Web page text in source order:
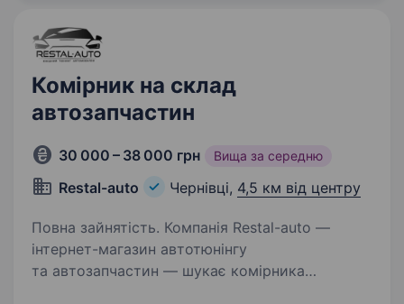
Комірник на склад
автозапчастин
30 000 – 38 000 грн Вища за середню
Restal-auto Чернівці, 4,5 км від центру
Повна зайнятість. Компанія Restal-auto —
інтернет-магазин автотюнінгу
та автозапчастин — шукає комірника